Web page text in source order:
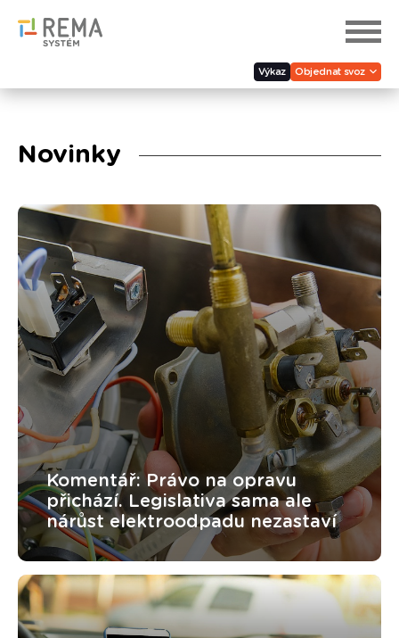
Výkaz Objednat svoz
Novinky
Komentář: Právo na opravu
přichází. Legislativa sama ale
nárůst elektroodpadu nezastaví